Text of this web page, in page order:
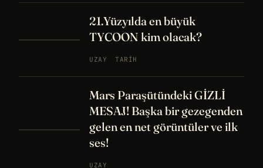
21.Yüzyılda en büyük
TYCOON kim olacak?
UZAY TARIH
Mars Paraşütündeki GİZLİ
MESAJ! Başka bir gezegenden
gelen en net görüntüler ve ilk
ses!
UZAY